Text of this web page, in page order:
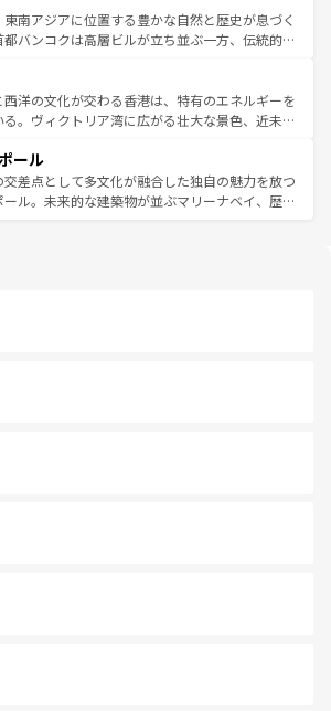
わってみてほしい。 なお、新着の韓国情報はコンテンツ一
してほしい。
市のフランス統治時代の建物も、独特の雰囲気を
ている。また、バラエティの豊かさとおいしさで
ーやバインミー、ベトナムコーヒーなどは、ぜ
味わいたい。どの地域を訪れてもあたたかい人々
を迎えてくれるので、きっと忘れられない旅にな
しい。
東南アジアに位置する豊かな自然と歴史が息づく
都バンコクは高層ビルが立ち並ぶ一方、伝統的な
差している。北部ではチェンマイなどの山岳地
と触れ合い、南部ではプーケットやクラビの美し
でリゾート気分を楽しむことができる。タイ料理
候は一年中温暖で、どの季節にも異なる楽しみ
いる。親しみやすいタイの人々、仏教を中心とし
そして多様な観光資源が、訪れる旅人を魅了し続
西洋の文化が交わる香港は、特有のエネルギーを
る。ヴィクトリア湾に広がる壮大な景色、近未来
訪れても感動するはず。観光スポットが密集し
効率よく見どころを回れるのも魅力。息をのむよ
から文化的な体験まで、香港を存分に楽しみ尽く
ール
交差点として多文化が融合した独自の魅力を放つ
ール。未来的な建築物が並ぶマリーナベイ、歴史
ーズは地元の風情を楽しめる外せないスポット